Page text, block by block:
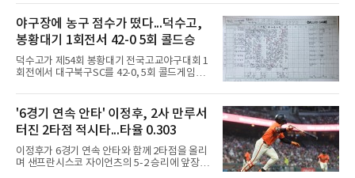
동시에 이뤄내야 하는 그의 앞길에는 그 어느 때
보다 차갑고 무거운 시
모에 턱없이 못 미치는 초라한 수준에 머물고 있
다. 막대한 페이롤을 무기로 리그 전체의 판도를
뒤흔들겠다는 전략이었지만, 실상은 뼈아픈 부
작용만 떠안은 모양새다.다저스가 최근 몇 년간
영입한 주요 슈퍼스타 7명의 계약 총액은 무려
17억 2,300만 달러에 달한다. 현재 환율을 기준
으로 환산하면 약 2조 4200억원이라는 경악스
대했는지를 보여주는 대목이다.그러나 이 엄청
난 투자의 승수 효과는 기대에
야구장에 농구 점수가 떴다...덕수고,
봉황대기 1회전서 42-0 5회 콜드승
덕수고가 제54회 봉황대기 전국고교야구대회 1
회전에서 대구북구SC를 42-0, 5회 콜드게임으
경기에서 덕수고는 1회 5점, 2회 3점, 3회 10점
으로 18-0을 만든 뒤 4회 21점, 5회 3점을 보탰
다. 팀 안타 34개, 볼넷 12개를 기록했다.7번 타
자 유격수 홍주용은 4회 홈런 2개를 포함해 6타
수 6안타 3타점 4득점을 올렸고, 조원빈은 6타
수 6안타 5타점, 박종혁은 5타수 5안타 3타점을
남겼다. 선발 최희성은 5이닝 2피안타 무사사구
'6경기 연속 안타' 이정후, 2사 만루서
터진 2타점 적시타...타율 0.303
이정후가 6경기 연속 안타와 함께 2타점을 올리
며 샌프란시스코 자이언츠의 5-2 승리에 앞장섰